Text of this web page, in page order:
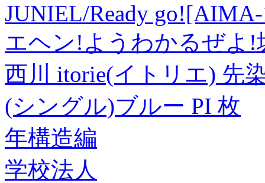
JUNIEL/Ready
エヘン!ようわかるぜよ!
西川 itorie(イトリエ) 先
(シングル)ブルー PI 枚
年構造編
学校法人